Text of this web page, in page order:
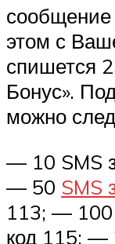
этом с
спишется
Бонус».
можно
— 10 SMS
— 50 SMS
113; —
код 115; —